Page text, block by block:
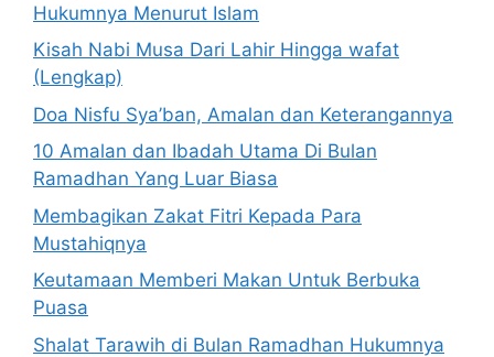
Hukumnya Menurut Islam
Kisah Nabi Musa Dari Lahir Hingga wafat
(Lengkap)
Doa Nisfu Sya’ban, Amalan dan Keterangannya
10 Amalan dan Ibadah Utama Di Bulan
Ramadhan Yang Luar Biasa
Membagikan Zakat Fitri Kepada Para
Mustahiqnya
Keutamaan Memberi Makan Untuk Berbuka
Puasa
Shalat Tarawih di Bulan Ramadhan Hukumnya